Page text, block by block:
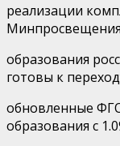
реализации
образования
готовы к
обновленные
образования с